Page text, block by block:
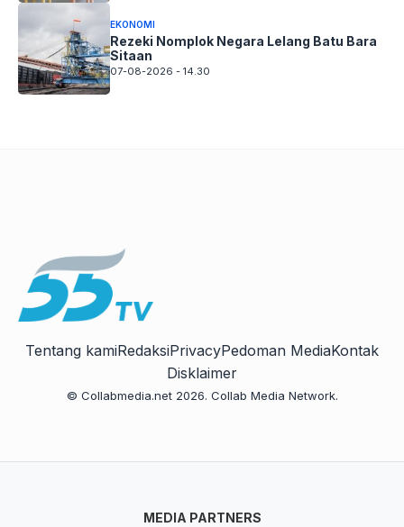
EKONOMI
Rezeki Nomplok Negara Lelang Batu Bara
Sitaan
07-08-2026 - 14.30
Tentang kamiRedaksiPrivacyPedoman MediaKontak
Disklaimer
© Collabmedia.net 2026. Collab Media Network.
MEDIA PARTNERS